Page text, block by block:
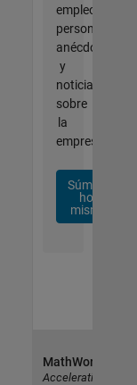
empleo
personalizadas,
anécdotas
y
noticias
sobre
la
empresa.
Súmese
hoy
mismo
MathWorks
Accelerating